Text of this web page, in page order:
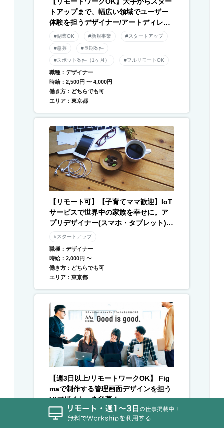
トアップまで、幅広い領域でユーザー
体験を担うデザイナー/アートディレク
ター募集！
#副業OK #新規事業 #スタートアップ
#急募 #長期案件
#スポット案件（1ヶ月） #フルリモートOK
職種：デザイナー
時給：2,500円 〜 4,000円
働き方：どちらでも可
エリア：東京都
【リモート可】【子育てママ歓迎】IoT
サービスで世界中の家族を幸せに。ア
プリデザイナー(スマホ・タブレット) /
Webデザイナー募集
#スタートアップ
職種：デザイナー
時給：2,000円 〜
働き方：どちらでも可
エリア：東京都
【週3日以上/リモートワークOK】 Fig
maで制作する管理画面デザインを担う
UIデザイナーを急募！
#副業OK #スタートアップ